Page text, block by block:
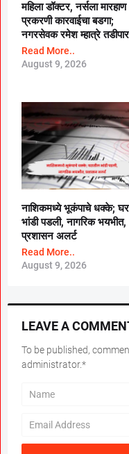
महिला डॉक्टर, नर्सला मारहाण
प्रकरणी कारवाईचा बडगा;
नगरसेवक रमेश म्हात्रे तडीपार
Read More..
August 9, 2026
नाशिकमध्ये भूकंपाचे धक्के;
भांडी पडली, नागरिक भयभीत,
प्रशासन अलर्ट
Read More..
August 9, 2026
LEAVE A
To be published,
administrator.*